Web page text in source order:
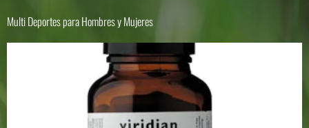
Multi Deportes para Hombres y Mujeres